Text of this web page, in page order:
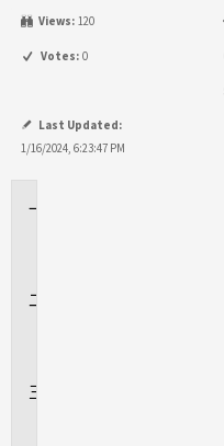
Views: 120
Votes: 0
Last Updated:
1/16/2024, 6:23:47 PM